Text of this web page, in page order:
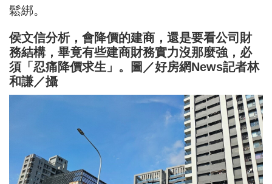
鬆綁。
侯文信分析，會降價的建商，還是要看公司財
務結構，畢竟有些建商財務實力沒那麼強，必
須「忍痛降價求生」。圖／好房網News記者林
和謙／攝